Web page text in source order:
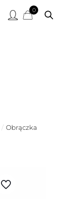
0
/ Obrączka